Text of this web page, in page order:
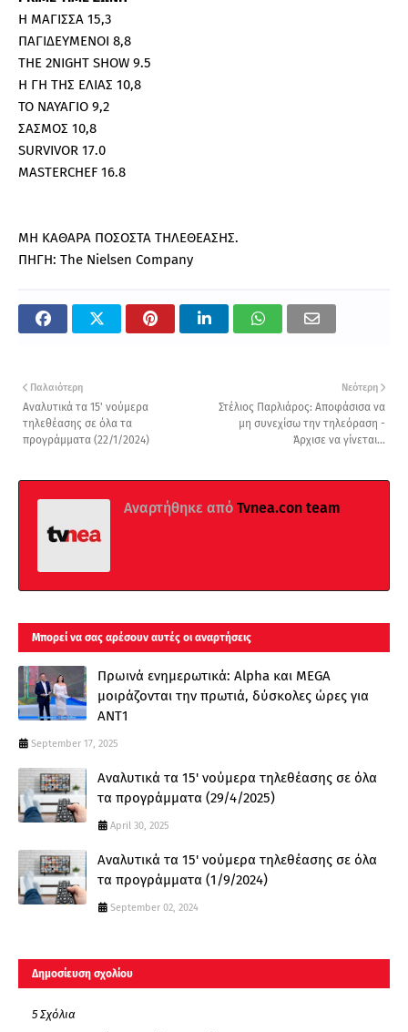
Η ΜΑΓΙΣΣΑ 15,3
ΠΑΓΙΔΕΥΜΕΝΟΙ 8,8
THE 2NIGHT SHOW 9.5
Η ΓΗ ΤΗΣ ΕΛΙΑΣ 10,8
ΤΟ ΝΑΥΑΓΙΟ 9,2
ΣΑΣΜΟΣ 10,8
SURVIVOR 17.0
MASTERCHEF 16.8
ΜΗ ΚΑΘΑΡΑ ΠΟΣΟΣΤΑ ΤΗΛΕΘΕΑΣΗΣ.
ΠΗΓΗ: The Nielsen Company
Νεότερη
Στέλιος Παρλιάρος: Αποφάσισα να
μη συνεχίσω την τηλεόραση -
Άρχισε να γίνεται...
Παλαιότερη
Αναλυτικά τα 15' νούμερα
τηλεθέασης σε όλα τα
προγράμματα (22/1/2024)
Αναρτήθηκε από Tvnea.con team
Μπορεί να σας αρέσουν αυτές οι αναρτήσεις
Πρωινά ενημερωτικά: Alpha και MEGA
μοιράζονται την πρωτιά, δύσκολες ώρες για
ΑΝΤ1
September 17, 2025
Αναλυτικά τα 15' νούμερα τηλεθέασης σε όλα
τα προγράμματα (29/4/2025)
April 30, 2025
Αναλυτικά τα 15' νούμερα τηλεθέασης σε όλα
τα προγράμματα (1/9/2024)
September 02, 2024
Δημοσίευση σχολίου
5 Σχόλια